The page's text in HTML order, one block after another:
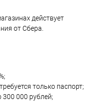
действует
от Сбера.
только паспорт;
000 рублей;